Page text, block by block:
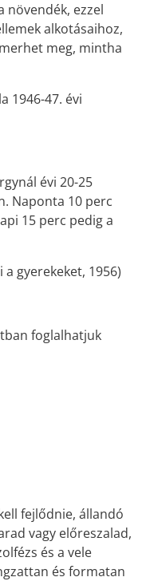
növendék, ezzel
alkotásaihoz,
meg, mintha
1946-47. évi
évi 20-25
Naponta 10 perc
15 perc pedig a
gyerekeket, 1956)
foglalhatjuk
fejlődnie, állandó
vagy előreszalad,
és a vele
és formatan